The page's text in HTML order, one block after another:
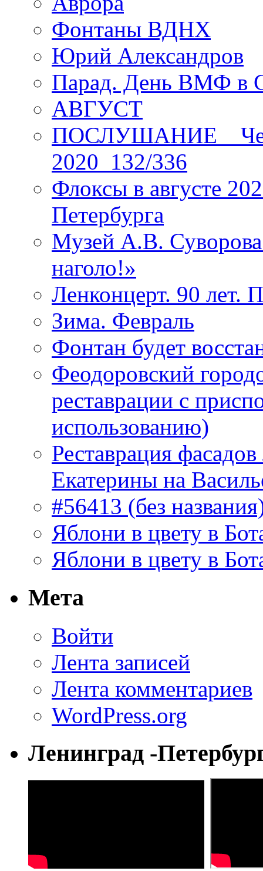
Фонтаны ВДНХ
Юрий Александров
Парад. День ВМФ в
АВГУСТ
ПОСЛУШАНИЕ _
2020_132/336
Флоксы в августе
Петербурга
Музей А.В.
наголо!»
Ленконцерт. 90 лет.
Зима. Февраль
Фонтан будет
Феодоровский
реставрации с
использованию)
Реставрация
Екатерины на
#56413 (без
Яблони в цвету в
Яблони в цвету в
Мета
Войти
Лента записей
Лента комментариев
WordPress.org
Ленинград -